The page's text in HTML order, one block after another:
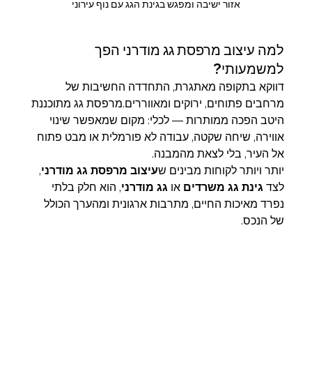
אזור ישיבה ומפגש בגינת הגג עם נוף עירוני
למה עיצוב מרפסת גג מודרני הפך
למשמעותי?
דווקא בתקופה מאתגרת, התחדדה החשיבות של
מרחבים פתוחים, ירוקים ומאווררים.מרפסת גג מתוכננת
היטב הפכה ממותרות — לכלי: מקום שמאפשר שינוי
אווירה, שיחה שקטה, עבודה לא פורמלית או מבט פתוח
אל העיר, בלי לצאת מהמבנה.
יותר ויותר לקוחות מבינים שעיצוב מרפסת גג מודרני,
לצד גינת גג משרדים או גג מודרני, הוא חלק בלתי
נפרד מאיכות החיים, מתרבות ארגונית ומהערך הכולל
של הנכס.